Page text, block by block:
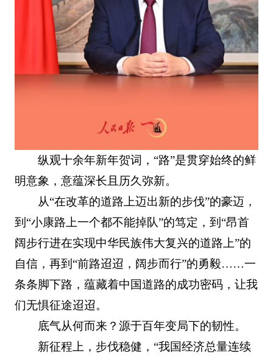
纵观十余年新年贺词，“路”是贯穿始终的鲜
明意象，意蕴深长且历久弥新。
从“在改革的道路上迈出新的步伐”的豪迈，
到“小康路上一个都不能掉队”的笃定，到“昂首
阔步行进在实现中华民族伟大复兴的道路上”的
自信，再到“前路迢迢，阔步而行”的勇毅……一
条条脚下路，蕴藏着中国道路的成功密码，让我
们无惧征途迢迢。
底气从何而来？源于百年变局下的韧性。
新征程上，步伐稳健，“我国经济总量连续